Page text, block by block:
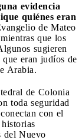
evidencia
quiénes eran
de Mateo
que los
sugieren
eran judíos de
Arabia.
de Colonia
toda seguridad
con el
del Nuevo